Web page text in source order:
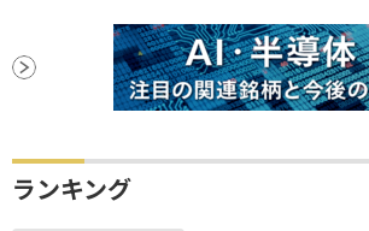
ランキング